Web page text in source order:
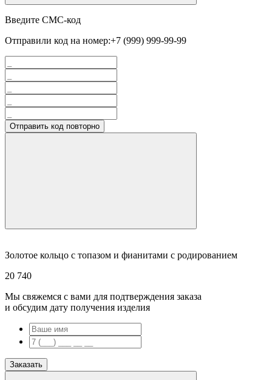
Введите СМС-код
Отправили код на номер:+7 (999) 999-99-99
Отправить код повторно
Золотое кольцо с топазом и фианитами с родированием
20 740
Мы свяжемся с вами для подтверждения заказа
и обсудим дату получения изделия
Заказать